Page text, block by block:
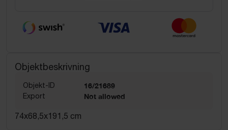
Objektbeskrivning
Objekt-ID 16/21689
Export Not allowed
74x68,5x191,5 cm